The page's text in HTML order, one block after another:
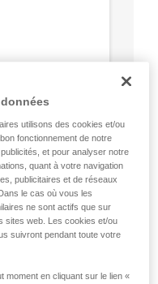
utilisons des cookies et/ou
fonctionnement de notre
et pour analyser notre
quant à votre navigation
publicitaires et de réseaux
le cas où vous les
ne sont actifs que sur
sites web. Les cookies et/ou
suivront pendant toute votre
moment en cliquant sur le lien «